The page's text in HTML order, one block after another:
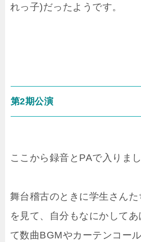
れっ子)だったようです。
第2期公演
ここから録音とPAで入りまし
舞台稽古のときに学生さんた
を見て、自分もなにかして
て数曲BGMやカーテンコー